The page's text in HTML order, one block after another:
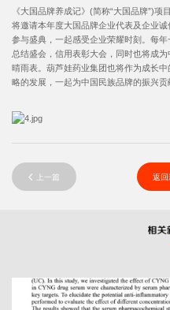
《大国品牌养成记》(简称“大国品牌”)项
将邀请本年度大国品牌企业代表及企业
参与盛典，一起感受企业荣耀时刻。每
总结盛会，信用表彰大会，同时也将成
晴雨表。葫芦娃药业集团也将作为成长
略的发展，一起为中国民族品牌的振兴贡
上一篇 返回